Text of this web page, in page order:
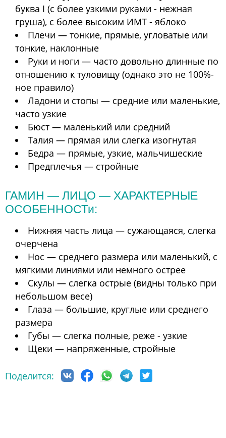
буква I (с более узкими руками - нежная
груша), с более высоким ИМТ - яблоко
Плечи — тонкие, прямые, угловатые или
тонкие, наклонные
Руки и ноги — часто довольно длинные по
отношению к туловищу (однако это не 100%-
ное правило)
Ладони и стопы — средние или маленькие,
часто узкие
Бюст — маленький или средний
Талия — прямая или слегка изогнутая
Бедра — прямые, узкие, мальчишеские
Предплечья — стройные
ГАМИН — ЛИЦО — ХАРАКТЕРНЫЕ
ОСОБЕННОСТи:
Нижняя часть лица — сужающаяся, слегка
очерчена
Нос — среднего размера или маленький, с
мягкими линиями или немного острее
Скулы — слегка острые (видны только при
небольшом весе)
Глаза — большие, круглые или среднего
размера
Губы — слегка полные, реже - узкие
Щеки — напряженные, стройные
Поделится: